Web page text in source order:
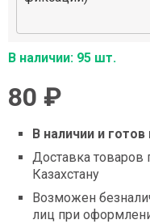
В наличии: 95 шт.
80 ₽
В наличии и
Доставка товаров
Казахстану
Возможен
лиц при